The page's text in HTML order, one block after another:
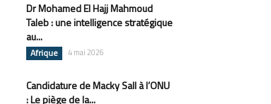
Dr Mohamed El Hajj Mahmoud
Taleb : une intelligence stratégique
au...
Afrique 4 mai 2026
Candidature de Macky Sall à l’ONU
: Le piège de la...